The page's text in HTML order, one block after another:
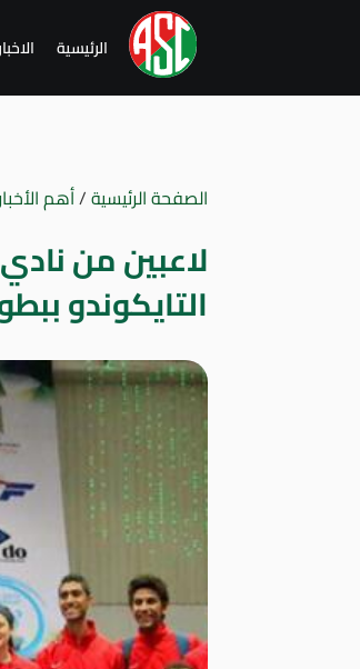
الرئيسية الاخبار
الصفحة الرئيسية/أهم
لاعبين من
التايكوندو